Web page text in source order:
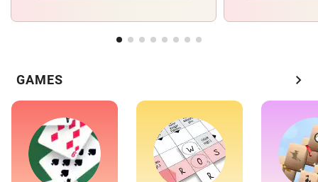
GAMES chevron_right